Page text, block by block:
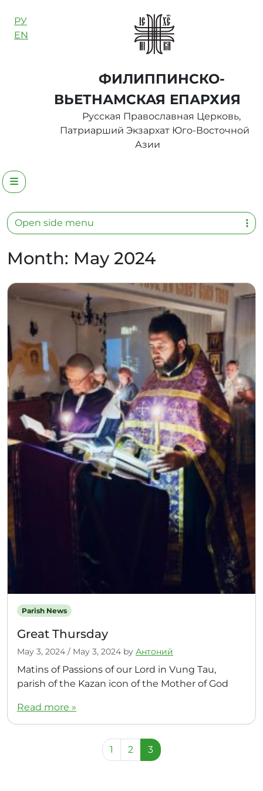
РУ
EN
ФИЛИППИНСКО-
ВЬЕТНАМСКАЯ ЕПАРХИЯ
Русская Православная Церковь,
Патриарший Экзархат Юго-Восточной
Азии
Menu
Month: May 2024
Parish News
Great Thursday
May 3, 2024 / May 3, 2024 by Антоний
Matins of Passions of our Lord in Vung Tau,
parish of the Kazan icon of the Mother of God
Read more »
Page
1 Page
2 Current Page
3
Open side menu